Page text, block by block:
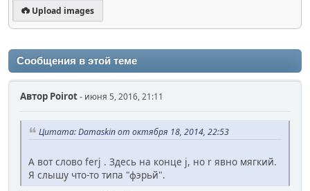
Upload images
Сообщения в этой теме
Автор Poirot- июня 5, 2016, 21:11
Цитата: Damaskin от октября 18, 2014, 22:53
А вот слово ferj . Здесь на конце j, но r явно мягкий.
Я слышу что-то типа "фэрьй".